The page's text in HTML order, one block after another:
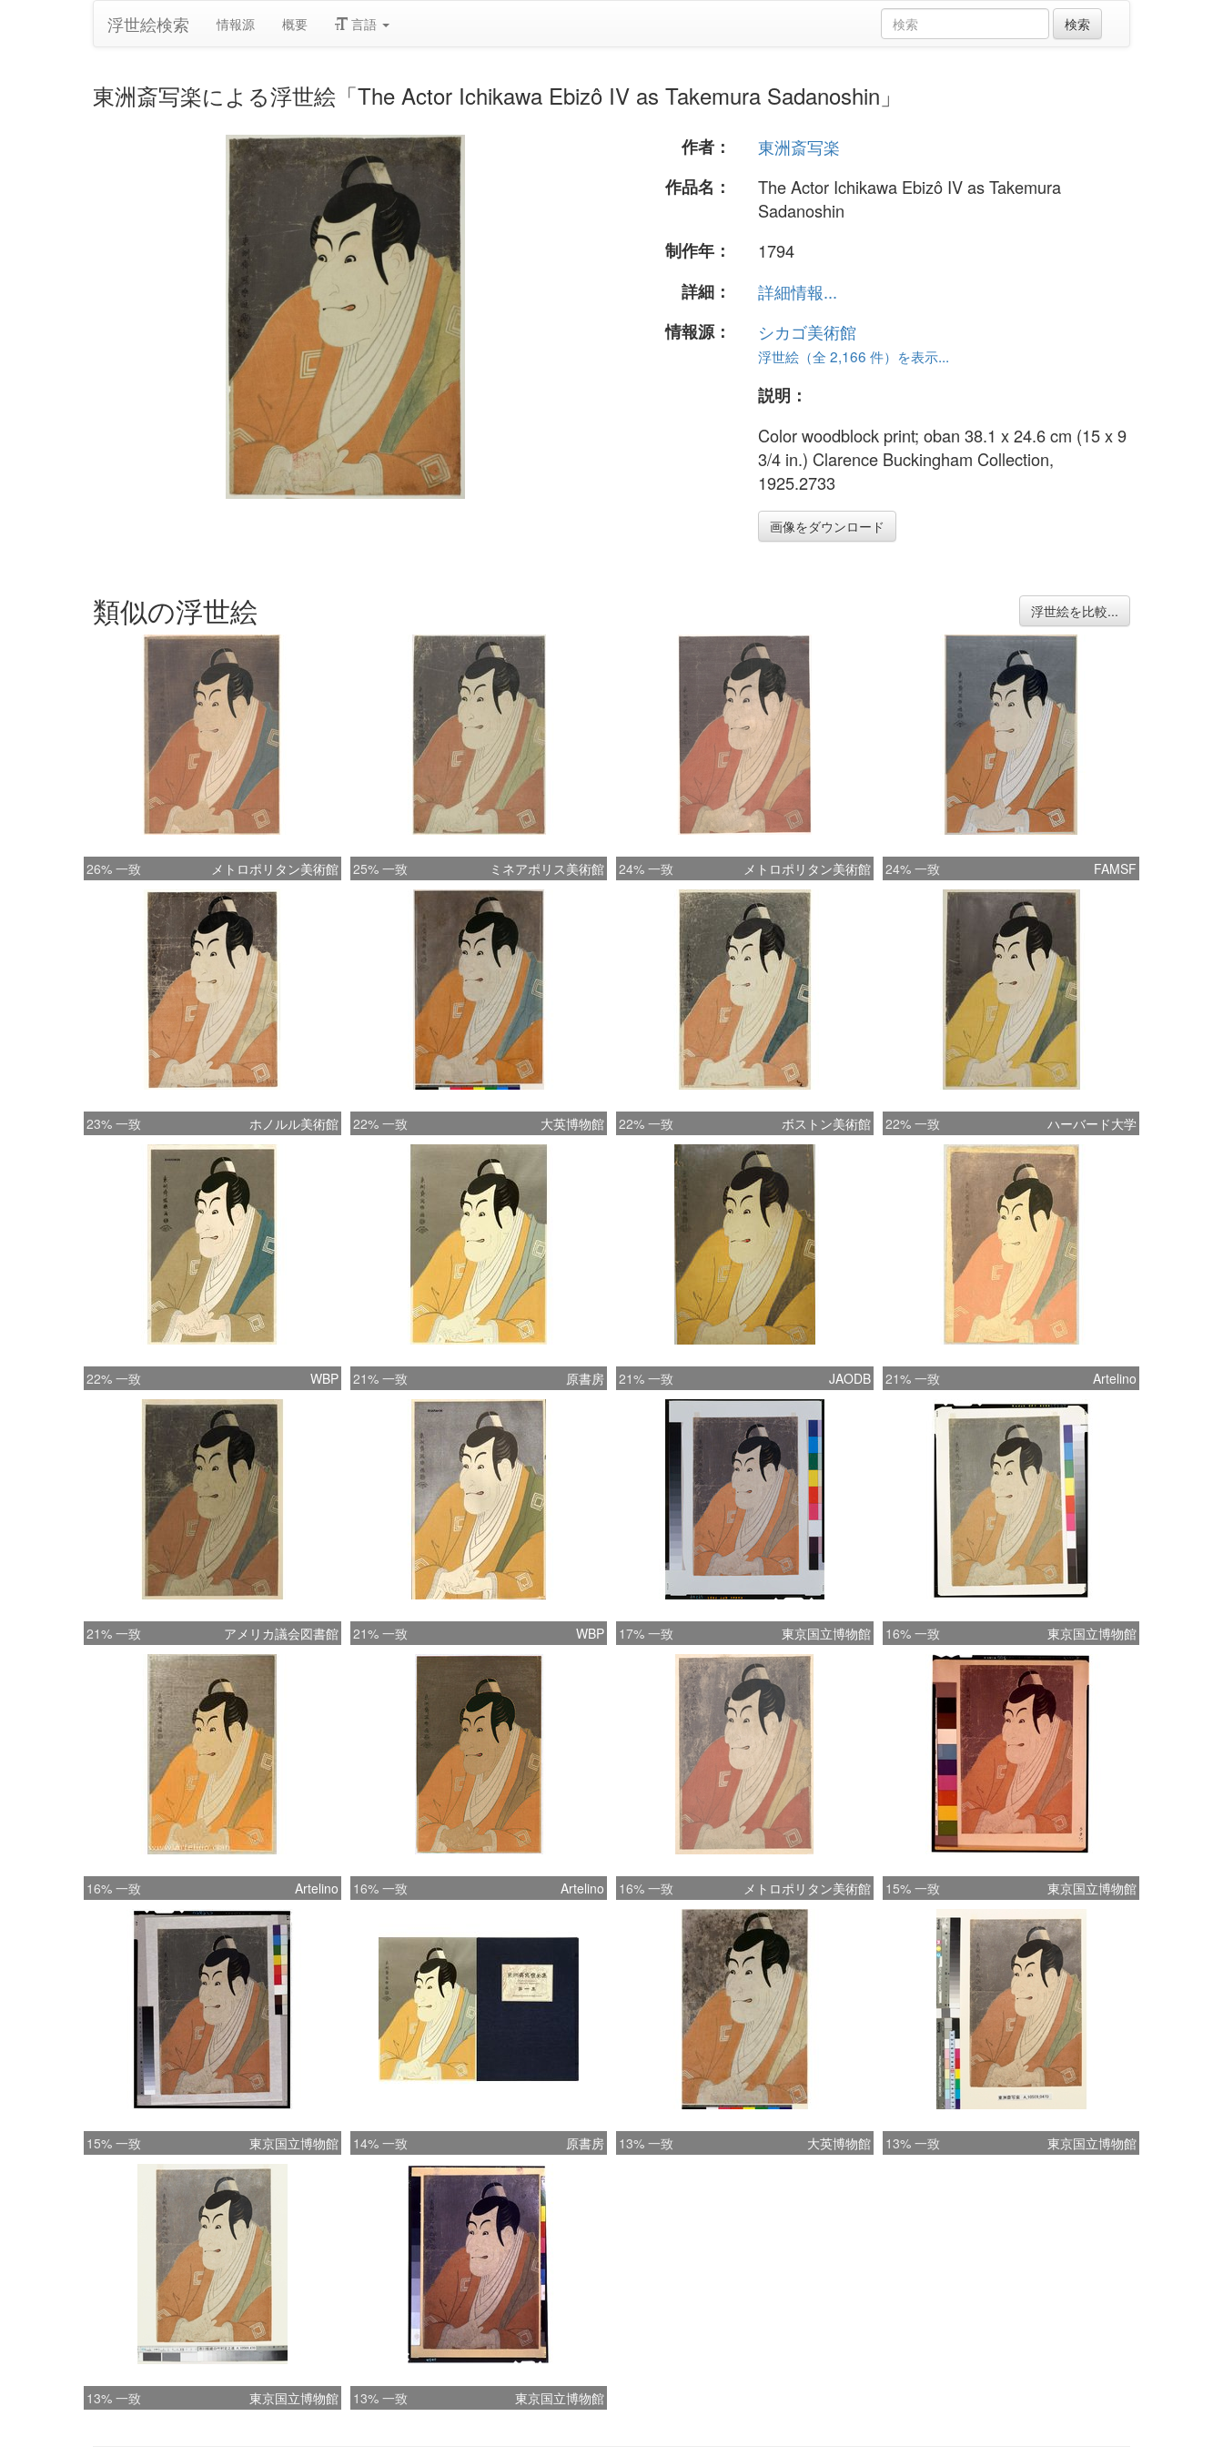
浮世絵検索 情報源 概要 言語
東洲斎写楽による浮世絵「The Actor Ichikawa Ebizô IV as Takemura Sadanoshin」
作者：
東洲斎写楽
作品名：
The Actor Ichikawa Ebizô IV as Takemura
Sadanoshin
制作年：
1794
詳細：
詳細情報...
情報源：
シカゴ美術館
浮世絵（全 2,166 件）を表示...
説明：
Color woodblock print; oban 38.1 x 24.6 cm (15 x 9
3/4 in.) Clarence Buckingham Collection,
1925.2733
画像をダウンロード
類似の浮世絵 浮世絵を比較...
26% 一致 メトロポリタン美術館 25% 一致 ミネアポリス美術館 24% 一致 メトロポリタン美術館 24% 一致 FAMSF
23% 一致 ホノルル美術館 22% 一致 大英博物館 22% 一致 ボストン美術館 22% 一致 ハーバード大学
22% 一致 WBP 21% 一致 原書房 21% 一致 JAODB 21% 一致 Artelino
21% 一致 アメリカ議会図書館 21% 一致 WBP 17% 一致 東京国立博物館 16% 一致 東京国立博物館
16% 一致 Artelino 16% 一致 Artelino 16% 一致 メトロポリタン美術館 15% 一致 東京国立博物館
15% 一致 東京国立博物館 14% 一致 原書房 13% 一致 大英博物館 13% 一致 東京国立博物館
13% 一致 東京国立博物館 13% 一致 東京国立博物館